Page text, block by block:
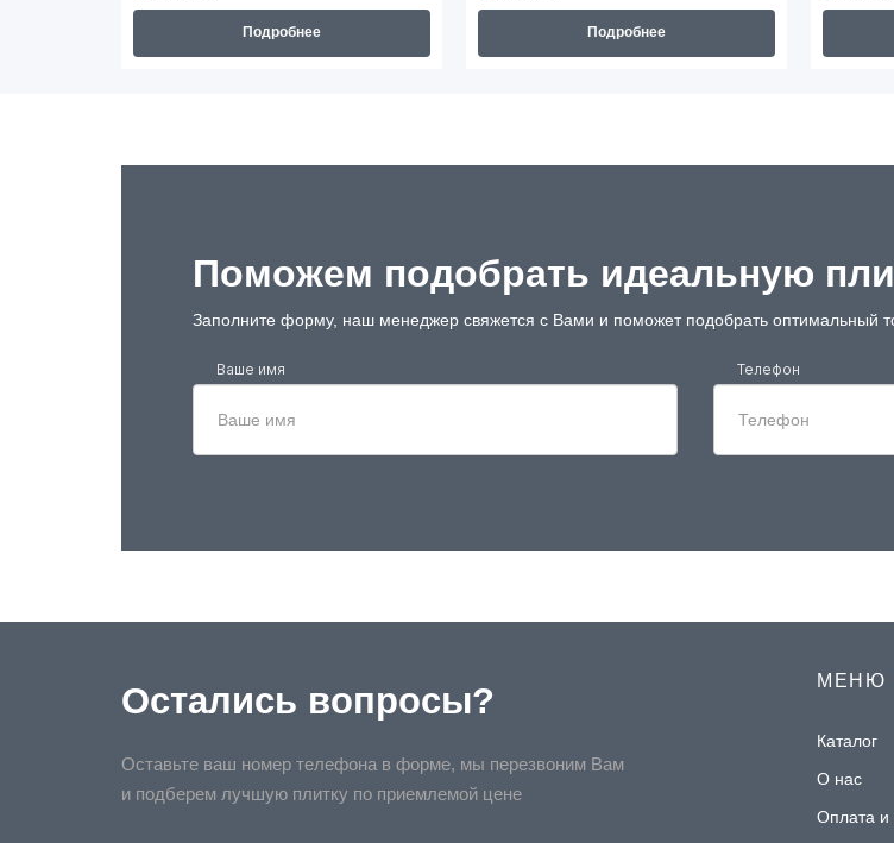
Подробнее Подробнее
Поможем подобрать идеальную
Заполните форму, наш менеджер свяжется с Вами и поможет подобрать оптимальный
Ваше имя Телефон
Остались вопросы?
Оставьте ваш номер телефона в форме, мы перезвоним Вам
и подберем лучшую плитку по приемлемой цене
МЕНЮ
Каталог
О нас
Оплата и